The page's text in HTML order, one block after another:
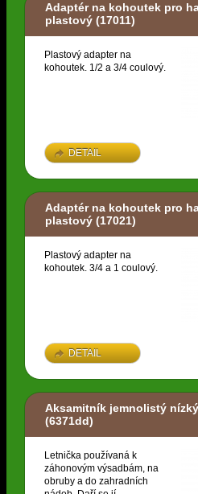
Adaptér na kohoutek pro
plastový (17011)
Plastový adapter na
kohoutek. 1/2 a 3/4 coulový.
DETAIL
Adaptér na kohoutek pro
plastový (17021)
Plastový adapter na
kohoutek. 3/4 a 1 coulový.
DETAIL
Aksamitník jemnolistý
(6371dd)
Letnička používaná k
záhonovým výsadbám, na
obruby a do zahradních